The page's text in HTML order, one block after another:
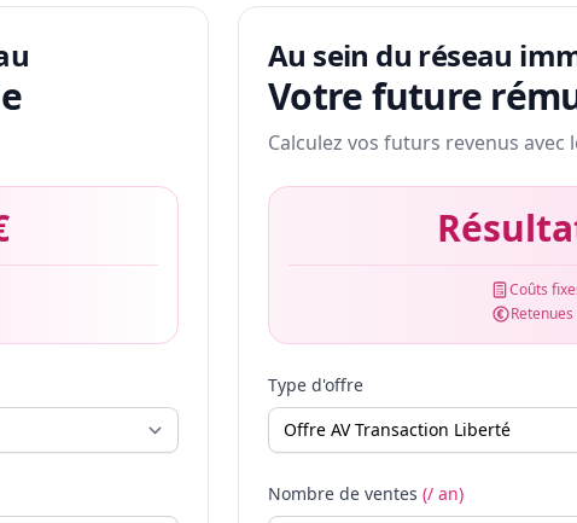
Au sein du réseau
Votre future
Calculez vos futurs revenus avec
Coûts
Type d'offre
Nombre de ventes (/ an)